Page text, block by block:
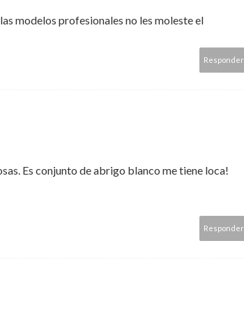
modelos profesionales no les moleste el
Responder
Es conjunto de abrigo blanco me tiene loca!
Responder